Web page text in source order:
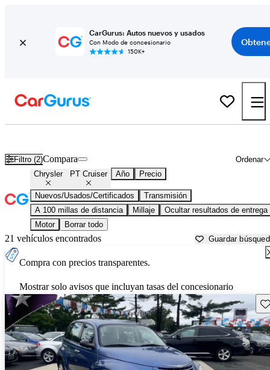
CarGurus: Autos nuevos y usados
Con Modo de concesionario
150K+
Filtro (2) Ordenar
Compara
Chrysler PT Cruiser Año Precio
Nuevos/Usados/Certificados
Transmisión
A 100 millas de distancia
Millaje
Ocultar resultados de entrega
Motor
Borrar todo
21 vehículos encontrados Guardar
Compra con precios transparentes.
Mostrar solo avisos que incluyan tasas del concesionario